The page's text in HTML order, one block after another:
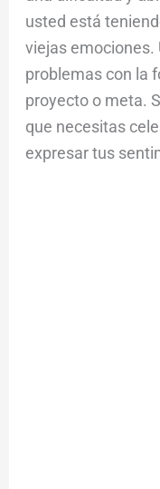
usted está
viejas
problemas con la
proyecto o meta.
que necesitas
expresar tus